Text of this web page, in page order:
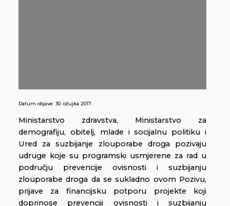
Datum objave: 30. ožujka 2017.
Ministarstvo zdravstva, Ministarstvo za
demografiju, obitelj, mlade i socijalnu politiku i
Ured za suzbijanje zlouporabe droga pozivaju
udruge koje su programski usmjerene za rad u
području prevencije ovisnosti i suzbijanju
zlouporabe droga da se sukladno ovom Pozivu,
prijave za financijsku potporu projekte koji
doprinose prevenciji ovisnosti i suzbijanju